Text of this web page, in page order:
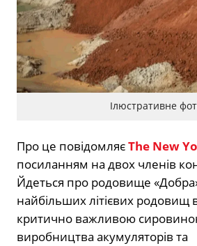
Ілюстративне
Про це повідомляєThe New
посиланням на двох членів
Йдеться про родовище
найбільших літієвих родовищ в
критично важливою
виробництва акумуляторів та